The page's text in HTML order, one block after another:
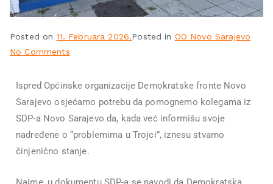
Posted on 11. Februara 2026.Posted in OO Novo Sarajevo
No Comments
Ispred Općinske organizacije Demokratske fronte Novo
Sarajevo osjećamo potrebu da pomognemo kolegama iz
SDP-a Novo Sarajevo da, kada već informišu svoje
nadređene o “problemima u Trojci”, iznesu stvarno
činjenično stanje.